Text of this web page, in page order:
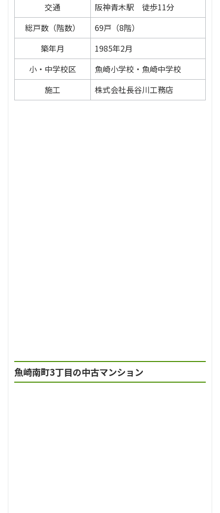
交通
阪神青木駅 徒歩11分
総戸数（階数）
69戸（8階）
築年月
1985年2月
小・中学校区
魚崎小学校・魚崎中学校
施工
株式会社長谷川工務店
魚崎南町3丁目の中古マンション